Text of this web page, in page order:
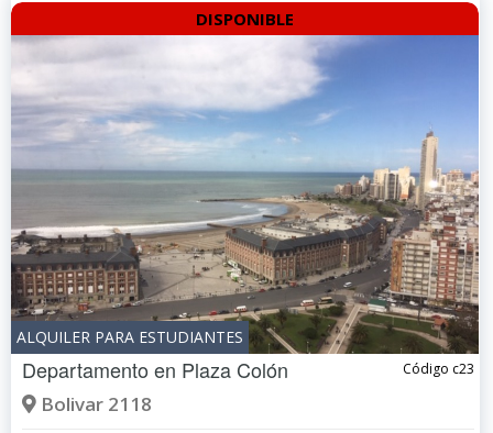
DISPONIBLE
ALQUILER PARA ESTUDIANTES
Departamento en Plaza Colón Código c23
Bolivar 2118